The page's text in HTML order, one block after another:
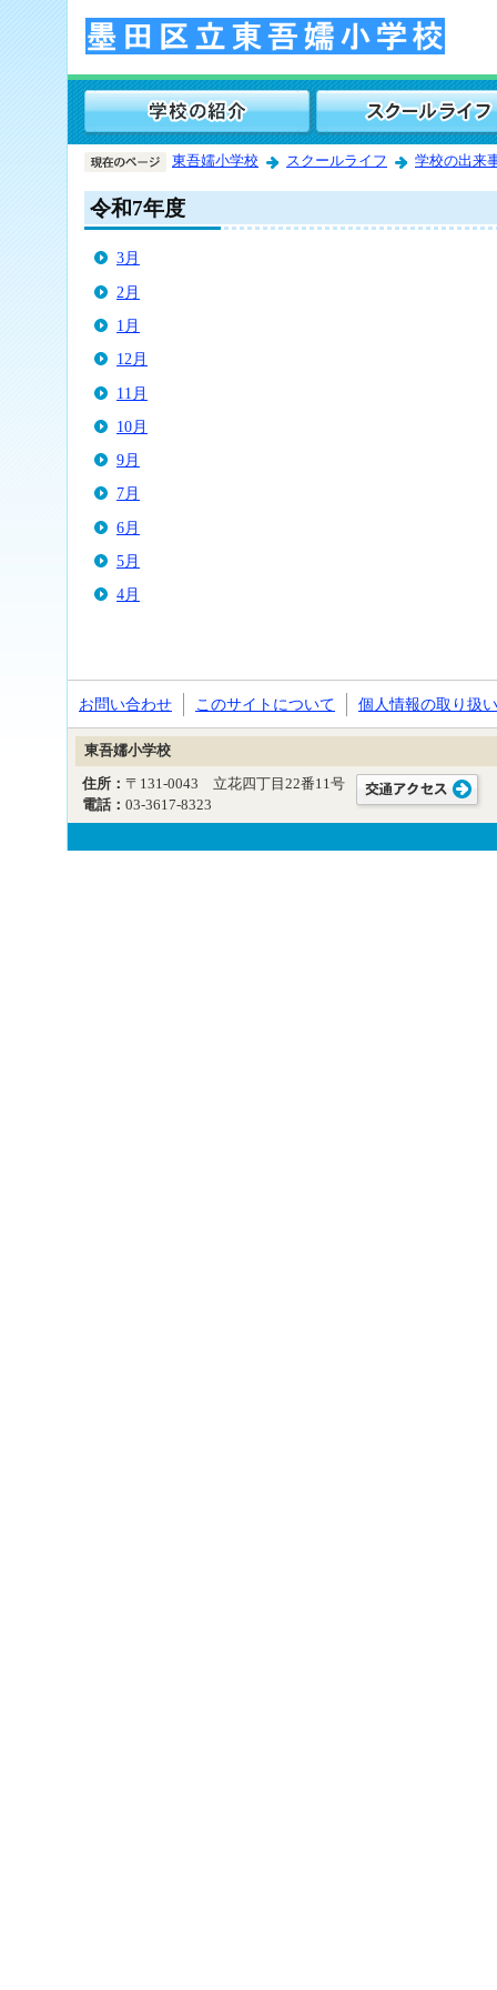
東吾嬬小学校 スクールライフ 学校の出来
令和7年度
3月
2月
1月
12月
11月
10月
9月
7月
6月
5月
4月
お問い合わせ このサイトについて 個人情報の取り扱い
東吾嬬小学校
住所： 〒131-0043 立花四丁目22番11号
電話： 03-3617-8323